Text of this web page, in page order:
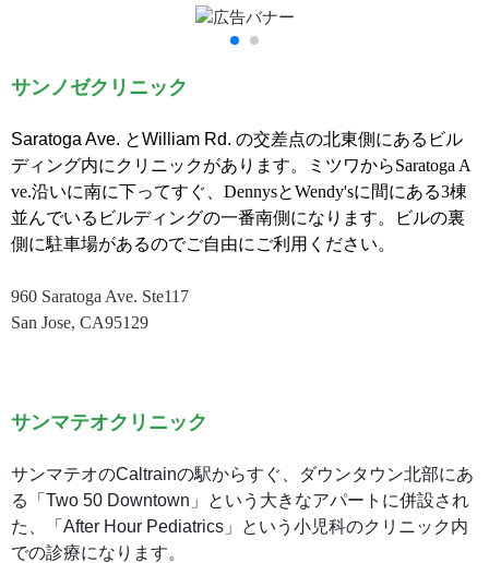
サンノゼクリニック
Saratoga Ave. とWilliam Rd. の交差点の北東側にあるビル
ディング内にクリニックがあります。ミツワからSaratoga A
ve.沿いに南に下ってすぐ、 DennysとWendy'sに間にある3棟
並んでいるビルディングの一番南側になります。ビルの裏
側に駐車場があるのでご自由にご利用ください。
960 Saratoga Ave. Ste117
San Jose, CA95129
サンマテオクリニック
サンマテオのCaltrainの駅からすぐ、ダウンタウン北部にあ
る「Two 50 Downtown」という大きなアパートに併設され
た、「After Hour Pediatrics」という小児科のクリニック内
での診療になります。